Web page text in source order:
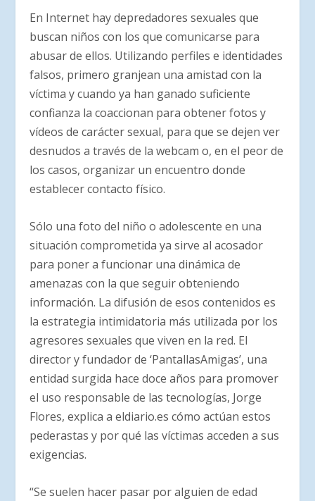
En Internet hay depredadores sexuales que
buscan niños con los que comunicarse para
abusar de ellos. Utilizando perfiles e identidades
falsos, primero granjean una amistad con la
víctima y cuando ya han ganado suficiente
confianza la coaccionan para obtener fotos y
vídeos de carácter sexual, para que se dejen ver
desnudos a través de la webcam o, en el peor de
los casos, organizar un encuentro donde
establecer contacto físico.
Sólo una foto del niño o adolescente en una
situación comprometida ya sirve al acosador
para poner a funcionar una dinámica de
amenazas con la que seguir obteniendo
información. La difusión de esos contenidos es
la estrategia intimidatoria más utilizada por los
agresores sexuales que viven en la red. El
director y fundador de ‘PantallasAmigas’, una
entidad surgida hace doce años para promover
el uso responsable de las tecnologías, Jorge
Flores, explica a eldiario.es cómo actúan estos
pederastas y por qué las víctimas acceden a sus
exigencias.
“Se suelen hacer pasar por alguien de edad